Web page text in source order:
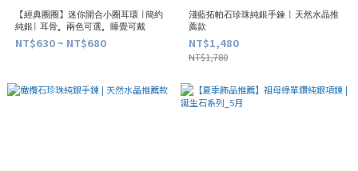
【經典圈圈】迷你開合小圈耳環 |簡約
純銀| 耳骨。兩色可選。睡覺可戴
NT$630 ~ NT$680
淺藍拓帕石珍珠純銀手鍊 | 天然水晶推
薦款
NT$1,480
NT$1,780